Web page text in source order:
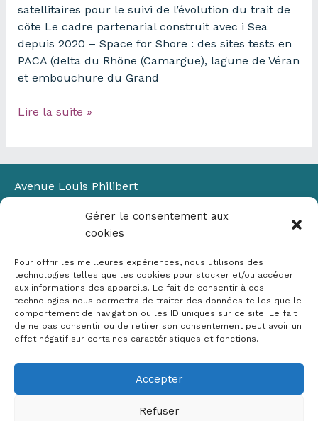
Gérer le consentement aux
cookies
Pour offrir les meilleures expériences, nous utilisons des
technologies telles que les cookies pour stocker et/ou accéder
aux informations des appareils. Le fait de consentir à ces
technologies nous permettra de traiter des données telles que le
comportement de navigation ou les ID uniques sur ce site. Le fait
de ne pas consentir ou de retirer son consentement peut avoir un
effet négatif sur certaines caractéristiques et fonctions.
Accepter
Refuser
satellitaires pour le suivi de l’évolution du trait de
côte Le cadre partenarial construit avec i Sea
depuis 2020 – Space for Shore : des sites tests en
PACA (delta du Rhône (Camargue), lagune de Véran
et embouchure du Grand
Suivre
côtes
dans
changement
climatique
:
enjeux
et
Lire la suite »
Avenue Louis Philibert
Bâtiment Laennec
13100 Aix-en-Provence
✉ contact@crige-paca.org
Mentions légales
RGPD